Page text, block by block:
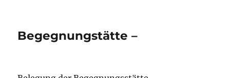
Begegnungstätte –